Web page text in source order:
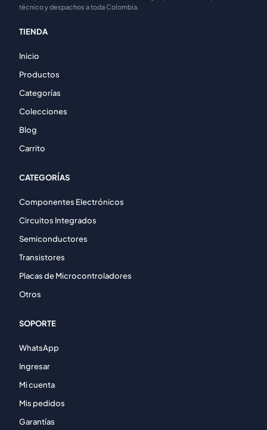
técnico y despachos a toda Colombia.
TIENDA
Inicio
Productos
Categorías
Colecciones
Blog
Carrito
CATEGORÍAS
Componentes Electrónicos
Circuitos Integrados
Semiconductores
Transistores
Placas de Microcontroladores
Otros
SOPORTE
WhatsApp
Ingresar
Mi cuenta
Mis pedidos
Garantías